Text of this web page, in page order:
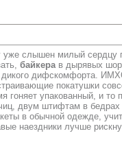
слышен милый сердцу
байкерав дырявых
дифскомфорта.
покатушки
гоняет упакованный, и
двум штифтам в
в обычной одежде,
наездники лучше